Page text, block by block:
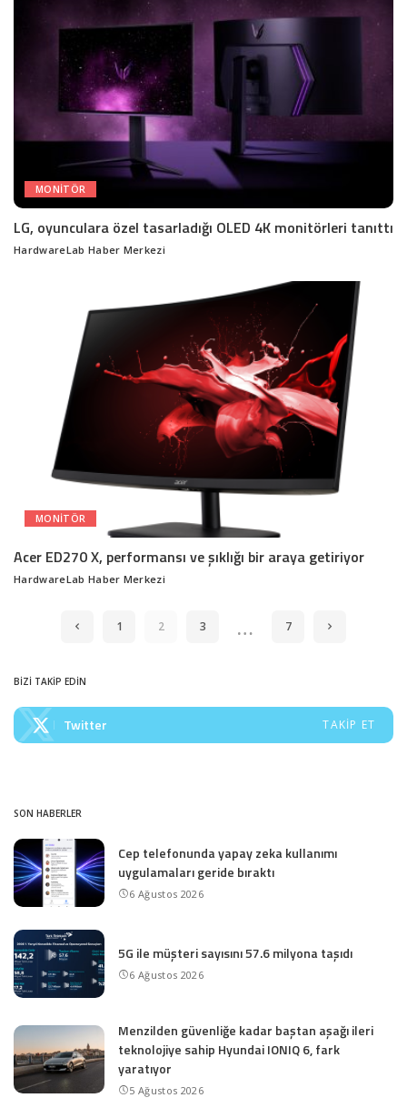
MONITÖR
LG, oyunculara özel tasarladığı OLED 4K monitörleri tanıttı
Posted
HardwareLab Haber Merkezi
MONITÖR
Acer ED270 X, performansı ve şıklığı bir araya getiriyor
Posted
HardwareLab Haber Merkezi
1 2 3 … 7
BİZİ TAKİP EDİN
Twitter TAKIP ET
SON HABERLER
Cep telefonunda yapay zeka kullanımı
uygulamaları geride bıraktı
6 Ağustos 2026
5G ile müşteri sayısını 57.6 milyona taşıdı
6 Ağustos 2026
Menzilden güvenliğe kadar baştan aşağı ileri
teknolojiye sahip Hyundai IONIQ 6, fark
yaratıyor
5 Ağustos 2026